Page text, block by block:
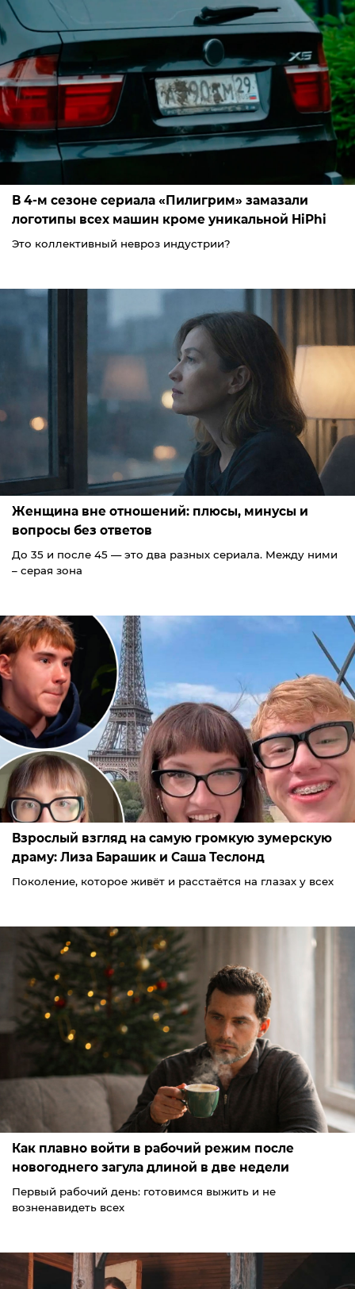
В 4-м сезоне сериала «Пилигрим» замазали
логотипы всех машин кроме уникальной HiPhi
Это коллективный невроз индустрии?
Женщина вне отношений: плюсы, минусы и
вопросы без ответов
До 35 и после 45 — это два разных сериала. Между ними
– серая зона
Взрослый взгляд на самую громкую зумерскую
драму: Лиза Барашик и Саша Теслонд
Поколение, которое живёт и расстаётся на глазах у всех
Как плавно войти в рабочий режим после
новогоднего загула длиной в две недели
Первый рабочий день: готовимся выжить и не
возненавидеть всех